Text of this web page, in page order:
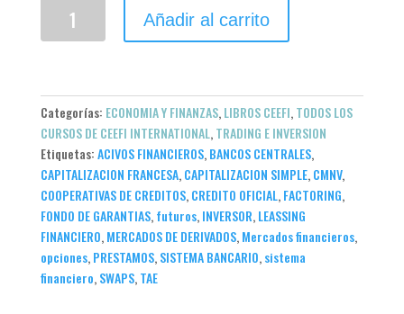
SERVICIOS
cantidad
Añadir al carrito
Categorías: ECONOMIA Y FINANZAS,LIBROS CEEFI,TODOS LOS
CURSOS DE CEEFI INTERNATIONAL,TRADING E INVERSION
Etiquetas:ACIVOS FINANCIEROS,BANCOS CENTRALES,
CAPITALIZACION FRANCESA,CAPITALIZACION SIMPLE,CMNV,
COOPERATIVAS DE CREDITOS,CREDITO OFICIAL,FACTORING,
FONDO DE GARANTIAS,futuros,INVERSOR,LEASSING
FINANCIERO,MERCADOS DE DERIVADOS,Mercados financieros,
opciones,PRESTAMOS,SISTEMA BANCARIO,sistema
financiero,SWAPS,TAE